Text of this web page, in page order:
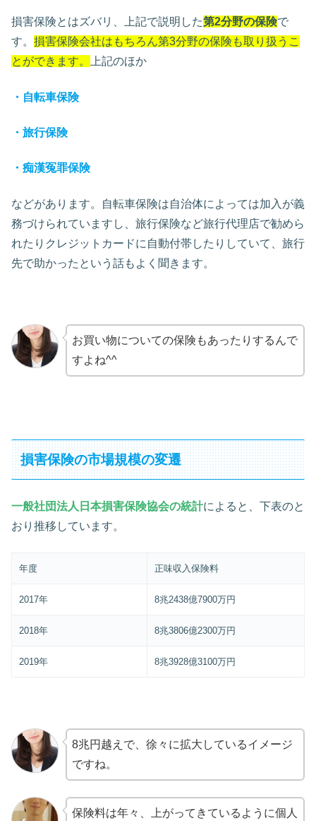
損害保険とはズバリ、上記で説明した第2分野の保険で
す。 損害保険会社はもちろん第3分野の保険も取り扱うこ
とができます。
上記のほか
・自転車保険
・旅行保険
・痴漢冤罪保険
などがあります。自転車保険は自治体によっては加入が義
務づけられていますし、旅行保険など旅行代理店で勧めら
れたりクレジットカードに自動付帯したりしていて、旅行
先で助かったという話もよく聞きます。
お買い物についての保険もあったりするんで
すよね^^
損害保険の市場規模の変遷
一般社団法人日本損害保険協会の統計によると、下表のと
おり推移しています。
年度 正味収入保険料
2017年 8兆2438億7900万円
2018年 8兆3806億2300万円
2019年 8兆3928億3100万円
8兆円越えで、徐々に拡大しているイメージ
ですね。
保険料は年々、上がってきているように個人